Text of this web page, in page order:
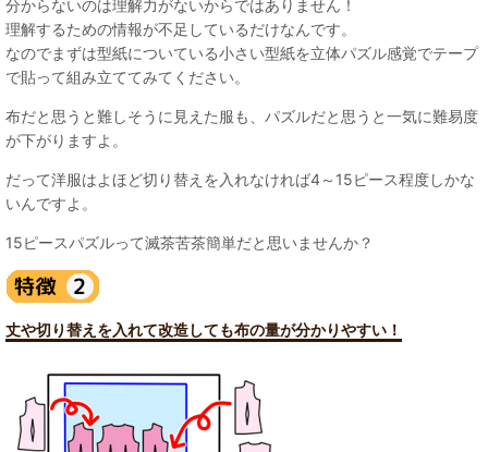
分からないのは理解力がないからではありません！
理解するための情報が不足しているだけなんです。
なのでまずは型紙についている小さい型紙を立体パズル感覚でテープ
で貼って組み立ててみてください。
布だと思うと難しそうに見えた服も、パズルだと思うと一気に難易度
が下がりますよ。
だって洋服はよほど切り替えを入れなければ4～15ピース程度しかな
いんですよ。
15ピースパズルって滅茶苦茶簡単だと思いませんか？
丈や切り替えを入れて改造しても布の量が分かりやすい！